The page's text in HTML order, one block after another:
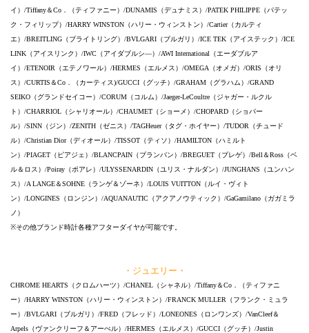
イ）/Tiffany＆Co．（ティファニー）/DUNAMIS（デュナミス）/PATEK PHILIPPE（パテッ
ク・フィリップ）/HARRY WINSTON（ハリー・ウィンストン）/Cartier（カルティ
エ）/BREITLING（ブライトリング）/BVLGARI（ブルガリ）/ICE TEK（アイステック）/ICE
LINK（アイスリンク）/IWC（アイダブルシ―）/AWI International（エーダブルア
イ）/ETENOIR（エテノワール）/HERMES（エルメス）/OMEGA（オメガ）/ORIS（オリ
ス）/CURTIS＆Co．（カーティス)/GUCCI（グッチ）/GRAHAM（グラハム）/GRAND
SEIKO（グランドセイコー）/CORUM（コルム）/Jaeger-LeCoultre（ジャガー・ルクル
ト）/CHARRIOL（シャリオール）/CHAUMET（ショーメ）/CHOPARD（ショパー
ル）/SINN（ジン）/ZENITH（ゼニス）/TAGHeuer（タグ・ホイヤー）/TUDOR（チュード
ル）/Christian Dior（ディオール）/TISSOT（ティソ）/HAMILTON（ハミルト
ン）/PIAGET（ピアジェ）/BLANCPAIN（ブランパン）/BREGUET（ブレゲ）/Bell＆Ross（ベ
ル＆ロス）/Poiray（ポアレ）/ULYSSENARDIN（ユリス・ナルダン）/JUNGHANS（ユンハン
ス）/A LANGE＆SOHNE（ランゲ＆ゾーネ）/LOUIS VUITTON（ルイ・ヴィト
ン）/LONGINES（ロンジン）/AQUANAUTIC（アクアノウティック）/GaGamilano（ガガミラ
ノ）
※その他ブランド時計各種アフターダイヤが可能です。
・ジュエリー・
CHROME HEARTS（クロムハーツ）/CHANEL（シャネル）/Tiffany＆Co．（ティファニ
ー）/HARRY WINSTON（ハリー・ウィンストン）/FRANCK MULLER（フランク・ミュラ
ー）/BVLGARI（ブルガリ）/FRED（フレッド）/LONEONES（ロンワンズ）/VanCleef＆
Arpels（ヴァンクリーフ＆アーぺル）/HERMES（エルメス）/GUCCI（グッチ）/Justin